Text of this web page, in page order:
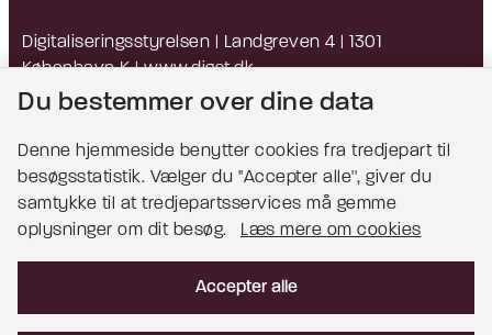
Digitaliseringsstyrelsen | Landgreven 4 | 1301
København K |www.digst.dk
EAN: 5798009814203 | CVR: 34051178
Bemærk!
Du bestemmer over dine data
Denne hjemmeside benytter cookies fra tredjepart til
besøgsstatistik. Vælger du ''Accepter alle'', giver du
samtykke til at tredjepartsservices må gemme
oplysninger om dit besøg.
Læs mere om cookies
Accepter alle